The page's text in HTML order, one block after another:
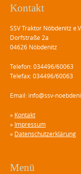
Kontakt
SSV Traktor Nöbdenitz e.V.
Dorfstraße 2a
04626 Nöbdenitz
Telefon: 034496/60063
Telefax: 034496/60063
Email: info@ssv-
» Kontakt
» Impressum
» Datenschutzerklärung
Menü